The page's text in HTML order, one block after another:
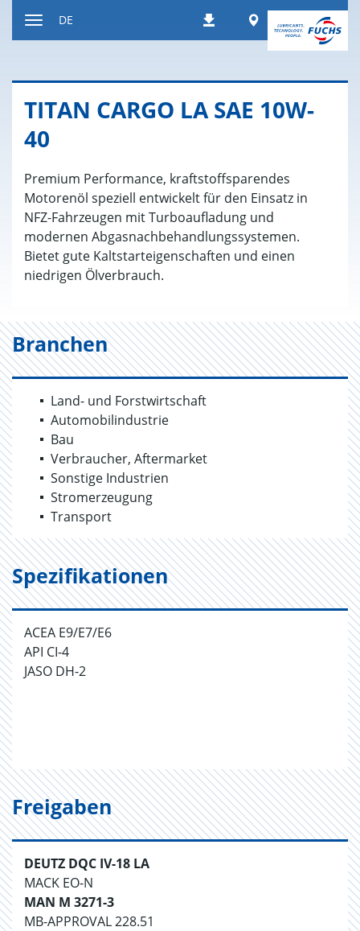
Inhalt
DownloadsWorldwide
DE
TITAN CARGO LA SAE 10W-
40
Premium Performance, kraftstoffsparendes
Motorenöl speziell entwickelt für den Einsatz in
NFZ-Fahrzeugen mit Turboaufladung und
modernen Abgasnachbehandlungssystemen.
Bietet gute Kaltstarteigenschaften und einen
niedrigen Ölverbrauch.
Branchen
Land- und Forstwirtschaft
Automobilindustrie
Bau
Verbraucher, Aftermarket
Sonstige Industrien
Stromerzeugung
Transport
Spezifikationen
ACEA E9/E7/E6
API CI-4
JASO DH-2
Freigaben
DEUTZ DQC IV-18 LA
MACK EO-N
MAN M 3271-3
MB-APPROVAL 228.51